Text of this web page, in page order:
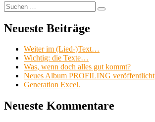
Suche
nach:
Suchen
Neueste Beiträge
Weiter im (Lied-)Text…
Wichtig: die Texte…
Was, wenn doch alles gut kommt?
Neues Album PROFILING veröffentlicht
Generation Excel.
Neueste Kommentare